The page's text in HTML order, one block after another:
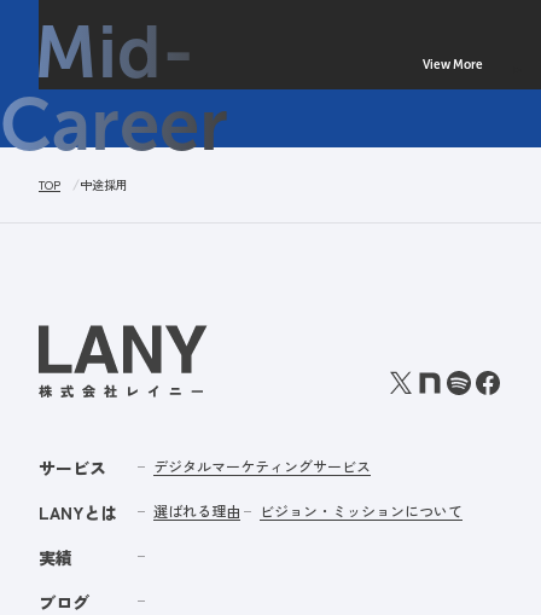
View More
Mid-
Career
TOP 中途採用
サービス デジタルマーケティングサービス
LANYとは 選ばれる理由 ビジョン・ミッションについて
実績
ブログ